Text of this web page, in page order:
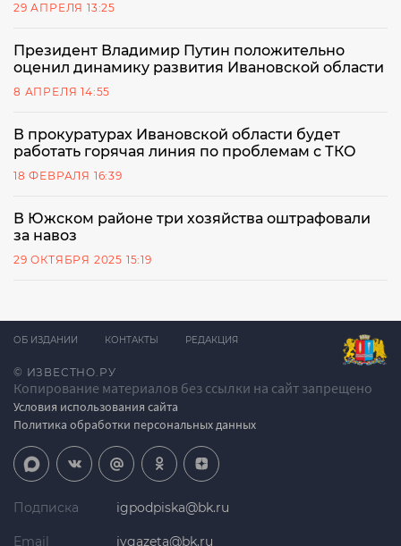
29 АПРЕЛЯ 13:25
Президент Владимир Путин положительно
оценил динамику развития Ивановской области
8 АПРЕЛЯ 14:55
В прокуратурах Ивановской области будет
работать горячая линия по проблемам с ТКО
18 ФЕВРАЛЯ 16:39
В Южском районе три хозяйства оштрафовали
за навоз
29 ОКТЯБРЯ 2025 15:19
© ИЗВЕСТНО.РУ
Копирование материалов без ссылки на сайт запрещено
Условия использования сайта
Политика обработки персональных данных
ОБ ИЗДАНИИ КОНТАКТЫ РЕДАКЦИЯ
Подписка igpodpiska@bk.ru
Email ivgazeta@bk.ru